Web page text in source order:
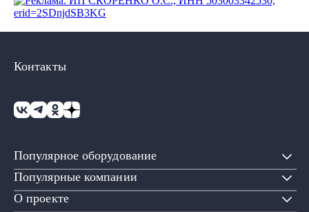
Популярное оборудование
Популярные компании
О проекте
Контакты